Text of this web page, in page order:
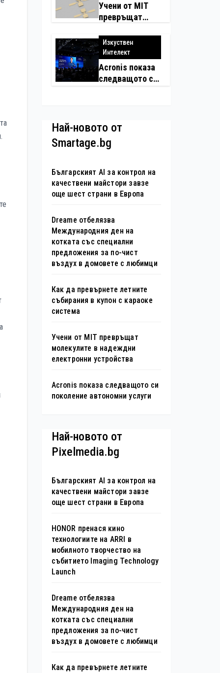
Учени от MIT
превръщат
надеждни
електронни
устройства
Изкуствен
Интелект
Acronis показа
следващото си
Най-новото от
Smartage.bg
Българският AI за контрол на
качествени майстори завзе
още шест страни в Европа
Dreame отбелязва
Международния ден на
котката със специални
предложения за по-чист
въздух в домовете с любимци
Как да превърнете летните
събирания в купон с караоке
система
Учени от MIT превръщат
молекулите в надеждни
електронни устройства
Acronis показа следващото си
поколение автономни услуги
Най-новото от
Pixelmedia.bg
Българският AI за контрол на
качествени майстори завзе
още шест страни в Европа
HONOR пренася кино
технологиите на ARRI в
мобилното творчество на
събитието Imaging Technology
Launch
Dreame отбелязва
Международния ден на
котката със специални
предложения за по-чист
въздух в домовете с любимци
Как да превърнете летните